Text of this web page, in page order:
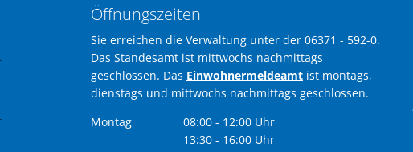
Öffnungszeiten
Sie erreichen die Verwaltung unter der 06371 - 592-0.
Das Standesamt ist mittwochs nachmittags
geschlossen. Das Einwohnermeldeamt ist montags,
dienstags und mittwochs nachmittags geschlossen.
Montag
08:00 - 12:00 Uhr
Von 08:00 bis 12:00 Uhr
13:30 - 16:00 Uhr